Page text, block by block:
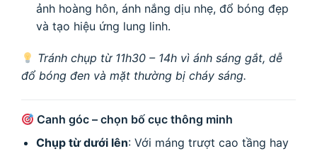
ảnh hoàng hôn, ánh nắng dịu nhẹ, đổ bóng đẹp
và tạo hiệu ứng lung linh.
Tránh chụp từ 11h30 – 14h vì ánh sáng gắt, dễ
đổ bóng đen và mặt thường bị cháy sáng.
Canh góc – chọn bố cục thông minh
Chụp từ dưới lên: Với máng trượt cao tầng hay